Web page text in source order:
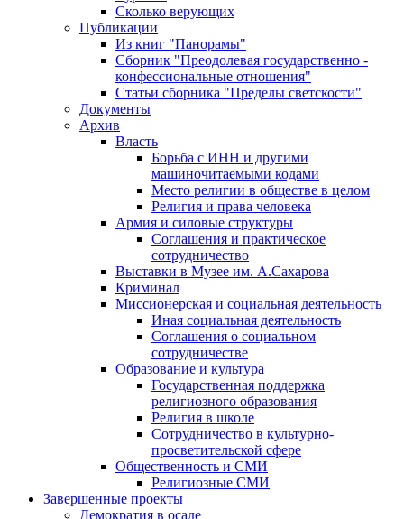
Сколько верующих
Публикации
Из книг "Панорамы"
Сборник "Преодолевая государственно -
конфессиональные отношения"
Статьи сборника "Пределы светскости"
Документы
Архив
Власть
Борьба с ИНН и другими
машиночитаемыми кодами
Место религии в обществе в целом
Религия и права человека
Армия и силовые структуры
Соглашения и практическое
сотрудничество
Выставки в Музее им. А.Сахарова
Криминал
Миссионерская и социальная деятельность
Иная социальная деятельность
Соглашения о социальном
сотрудничестве
Образование и культура
Государственная поддержка
религиозного образования
Религия в школе
Сотрудничество в культурно-
просветительской сфере
Общественность и СМИ
Религиозные СМИ
Завершенные проекты
Демократия в осаде